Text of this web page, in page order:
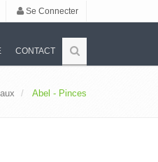
Se Connecter
CONTACT
Abel - Pinces